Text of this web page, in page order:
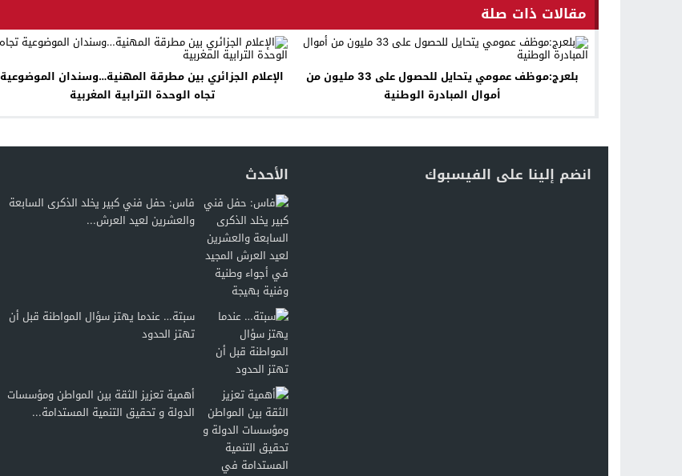
مقالات ذات صلة
بلعرج:موظف عمومي يتحايل للحصول على 33 مليون من
أموال المبادرة الوطنية
الإعلام الجزائري بين مطرقة المهنية…وسندان الموضوعية
تجاه الوحدة الترابية المغربية
انضم إلينا على الفيسبوك الأحدث
فاس: حفل فني كبير يخلد الذكرى السابعة
والعشرين لعيد العرش...
سبتة… عندما يهتز سؤال المواطنة قبل أن
تهتز الحدود
أهمية تعزيز الثقة بين المواطن ومؤسسات
الدولة و تحقيق التنمية المستدامة...